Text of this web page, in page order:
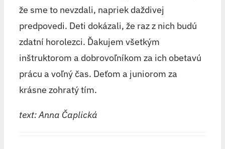
že sme to nevzdali, napriek daždivej
predpovedi. Deti dokázali, že raz z nich budú
zdatní horolezci. Ďakujem všetkým
inštruktorom a dobrovoľníkom za ich obetavú
prácu a voľný čas. Deťom a juniorom za
krásne zohratý tím.
text: Anna Čaplická